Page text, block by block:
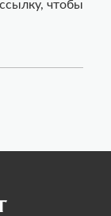
чтобы